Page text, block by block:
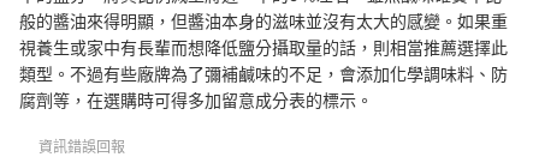
般的醬油來得明顯，但醬油本身的滋味並沒有太大的感變。如果重
視養生或家中有長輩而想降低鹽分攝取量的話，則相當推薦選擇此
類型。不過有些廠牌為了彌補鹹味的不足，會添加化學調味料、防
腐劑等，在選購時可得多加留意成分表的標示。
資訊錯誤回報